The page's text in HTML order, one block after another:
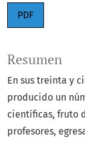
PDF
Resumen
En sus treinta y
produ­cido un
científicas, fruto
profesores,